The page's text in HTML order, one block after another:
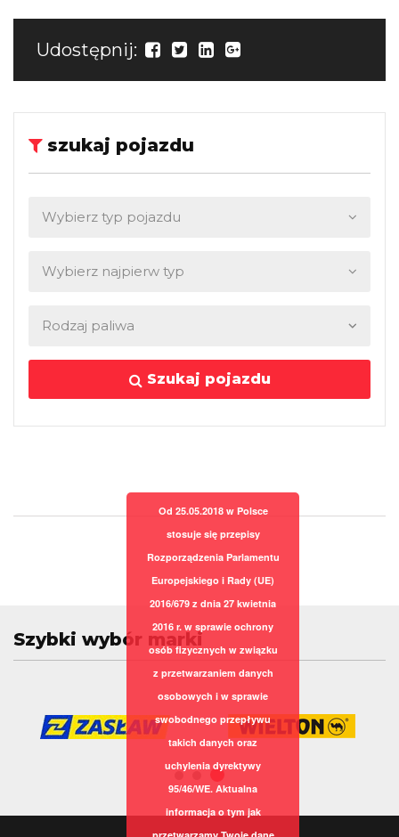
Udostępnij:
szukaj pojazdu
Szukaj pojazdu
Szybki wybór marki
Od 25.05.2018 w Polsce
stosuje się przepisy
Rozporządzenia Parlamentu
Europejskiego i Rady (UE)
2016/679 z dnia 27 kwietnia
2016 r. w sprawie ochrony
osób fizycznych w związku
z przetwarzaniem danych
osobowych i w sprawie
swobodnego przepływu
takich danych oraz
uchylenia dyrektywy
95/46/WE. Aktualna
informacja o tym jak